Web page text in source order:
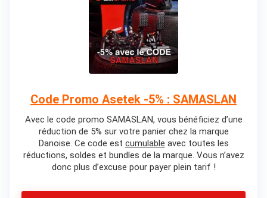
Code Promo Asetek -5% : SAMASLAN
Avec le code promo SAMASLAN, vous bénéficiez d’une
réduction de 5% sur votre panier chez la marque
Danoise. Ce code est cumulable avec toutes les
réductions, soldes et bundles de la marque. Vous n’avez
donc plus d’excuse pour payer plein tarif !